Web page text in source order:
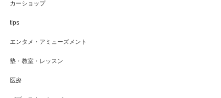
カーショップ
tips
エンタメ・アミューズメント
塾・教室・レッスン
医療